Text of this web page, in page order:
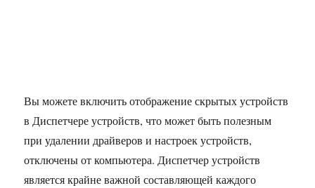
Вы можете включить отображение скрытых устройств
в Диспетчере устройств, что может быть полезным
при удалении драйверов и настроек устройств,
отключены от компьютера. Диспетчер устройств
является крайне важной составляющей каждого